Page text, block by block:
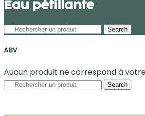
Eau pétillante
Search
ABV
Aucun produit ne correspond à
Search